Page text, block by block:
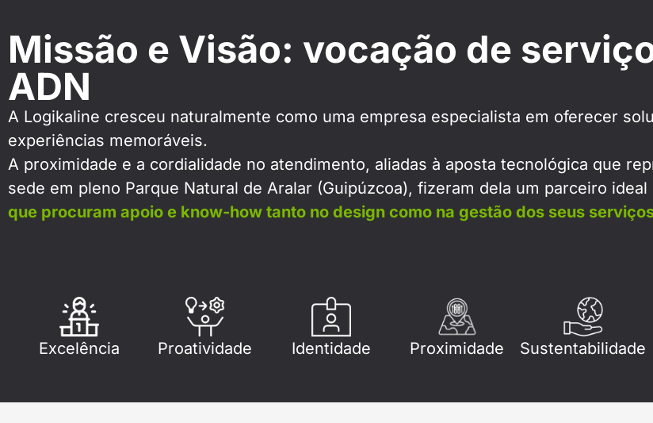
Missão e Visão: vocação de
ADN
A Logikaline cresceu naturalmente como uma empresa especialista em oferecer
experiências memoráveis.
A proximidade e a cordialidade no atendimento, aliadas à aposta tecnológica que
sede em pleno Parque Natural de Aralar (Guipúzcoa), fizeram dela um parceiro ideal
que procuram apoio e know-how tanto no design como na gestão dos seus
Excelência Proatividade Identidade Proximidade Sustentabilidade